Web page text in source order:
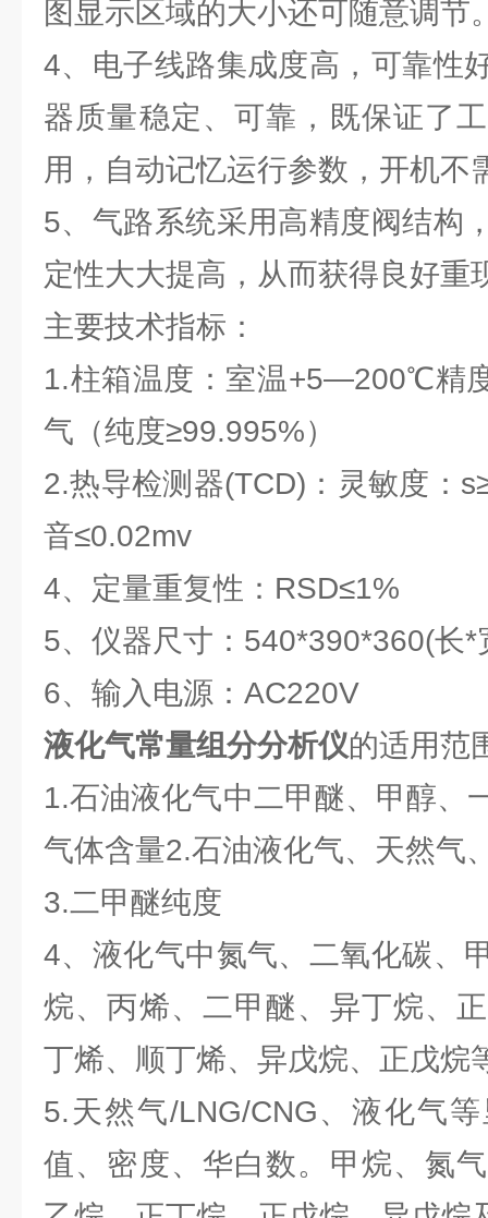
图显示区域的大小还可随意调节
4、电子线路集成度高，可靠性
器质量稳定、可靠，既保证了
用，自动记忆运行参数，开机不
5、气路系统采用高精度阀结构
定性大大提高，从而获得良好重
主要技术指标：
1.柱箱温度：室温+5—200℃精
气（纯度≥99.995%）
2.热导检测器(TCD)：灵敏度：
音≤0.02mv
4、定量重复性：RSD≤1%
5、仪器尺寸：540*390*360(长*
6、输入电源：AC220V
液化气常量组分分析仪的适用范
1.石油液化气中二甲醚、甲醇、
气体含量2.石油液化气、天然气
3.二甲醚纯度
4、液化气中氮气、二氧化碳、
烷、丙烯、二甲醚、异丁烷、
丁烯、顺丁烯、异戊烷、正戊烷
5.天然气/LNG/CNG、液化气
值、密度、华白数。甲烷、氮